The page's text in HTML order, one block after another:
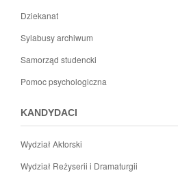
Dziekanat
Sylabusy archiwum
Samorząd studencki
Pomoc psychologiczna
KANDYDACI
Wydział Aktorski
Wydział Reżyserii i Dramaturgii